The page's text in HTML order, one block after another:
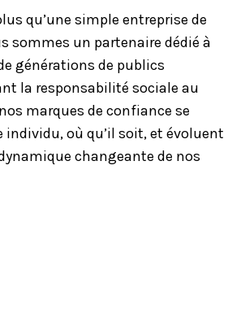
qu’une simple entreprise de
sommes un partenaire dédié à
générations de publics
la responsabilité sociale au
marques de confiance se
où qu’il soit, et évoluent
changeante de nos